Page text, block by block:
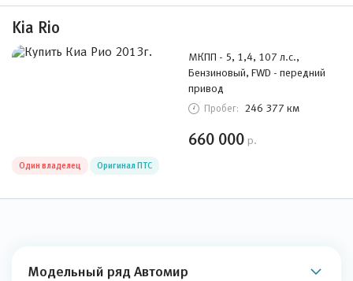
Kia Rio
МКПП - 5, 1,4, 107 л.с.,
Бензиновый, FWD - передний
привод
Пробег: 246 377 км
660 000 р.
Один владелец Оригинал ПТС
Модельный ряд Автомир